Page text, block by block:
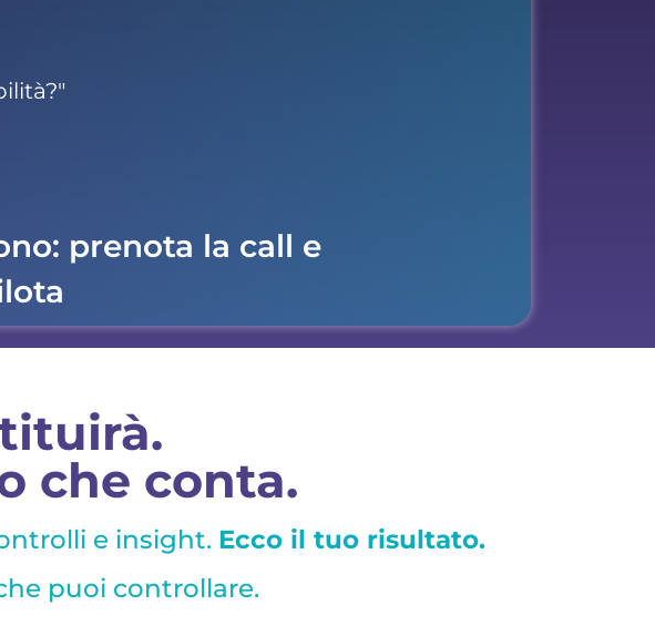
prenota la call e
che conta.
e insight. Ecco il tuo risultato.
puoi controllare.